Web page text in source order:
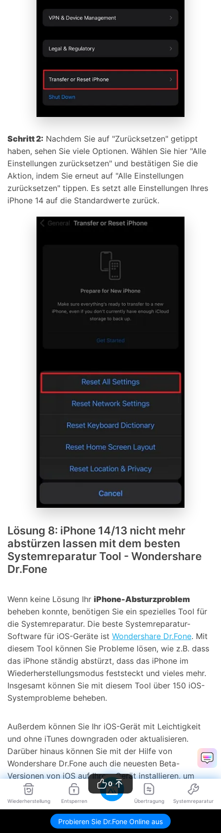
Wiederherstellung Entsperren Übertragung Systemreparatur
Probieren Sie Dr.Fone Online aus
Schritt 2: Nachdem Sie auf "Zurücksetzen" getippt
haben, sehen Sie viele Optionen. Wählen Sie hier "Alle
Einstellungen zurücksetzen" und bestätigen Sie die
Aktion, indem Sie erneut auf "Alle Einstellungen
zurücksetzen" tippen. Es setzt alle Einstellungen Ihres
iPhone 14 auf die Standardwerte zurück.
Lösung 8: iPhone 14/13 nicht mehr
abstürzen lassen mit dem besten
Systemreparatur Tool - Wondershare
Dr.Fone
Wenn keine Lösung Ihr iPhone-Absturzproblem
beheben konnte, benötigen Sie ein spezielles Tool für
die Systemreparatur. Die beste Systemreparatur-
Software für iOS-Geräte ist Wondershare Dr.Fone. Mit
diesem Tool können Sie Probleme lösen, wie z.B. dass
das iPhone ständig abstürzt, dass das iPhone im
Wiederherstellungsmodus feststeckt und vieles mehr.
Insgesamt können Sie mit diesem Tool über 150 iOS-
Systemprobleme beheben.
Außerdem können Sie Ihr iOS-Gerät mit Leichtigkeit
und ohne iTunes downgraden oder aktualisieren.
Darüber hinaus können Sie mit der Hilfe von
Wondershare Dr.Fone auch die neuesten Beta-
Versionen von iOS auf Ihrem Gerät installieren, um
neue Funktionen zu testen.
Die wichtigsten Funktionen von Wondershare
0